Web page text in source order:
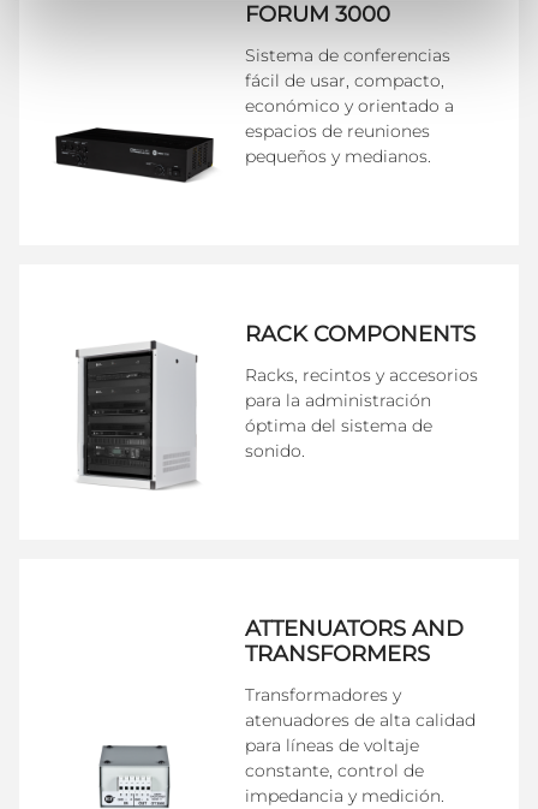
FORUM 3000
Sistema de conferencias
fácil de usar, compacto,
económico y orientado a
espacios de reuniones
pequeños y medianos.
RACK COMPONENTS
Racks, recintos y accesorios
para la administración
óptima del sistema de
sonido.
ATTENUATORS AND
TRANSFORMERS
Transformadores y
atenuadores de alta calidad
para líneas de voltaje
constante, control de
impedancia y medición.